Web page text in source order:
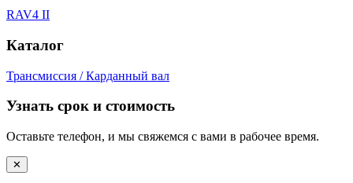
RAV4 II
Каталог
Трансмиссия / Карданный вал
Узнать срок и стоимость
Оставьте телефон, и мы свяжемся с вами в рабочее время.
✕